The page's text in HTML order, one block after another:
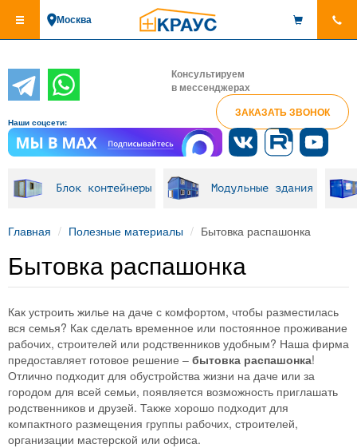
основному
Москва
Консультируем
в мессенджерах
ЗАКАЗАТЬ ЗВОНОК
Наши соцсети:
Блок контейнеры Модульные здания
Главная Полезные материалы Бытовка распашонка
Бытовка распашонка
Как устроить жилье на даче с комфортом, чтобы разместилась
вся семья? Как сделать временное или постоянное проживание
рабочих, строителей или родственников удобным? Наша фирма
предоставляет готовое решение – бытовка распашонка!
Отлично подходит для обустройства жизни на даче или за
городом для всей семьи, появляется возможность приглашать
родственников и друзей. Также хорошо подходит для
компактного размещения группы рабочих, строителей,
организации мастерской или офиса.